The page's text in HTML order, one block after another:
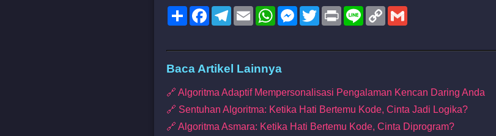
ShareFacebookTelegram
EmailWhatsAppMessenger
TwitterPrint Line Copy
Link
Baca Artikel Lainnya
🔗 Algoritma Adaptif Mempersonalisasi Pengalaman Kencan Daring Anda
🔗 Sentuhan Algoritma: Ketika Hati Bertemu Kode, Cinta Jadi Logika?
🔗 Algoritma Asmara: Ketika Hati Bertemu Kode, Cinta Diprogram?